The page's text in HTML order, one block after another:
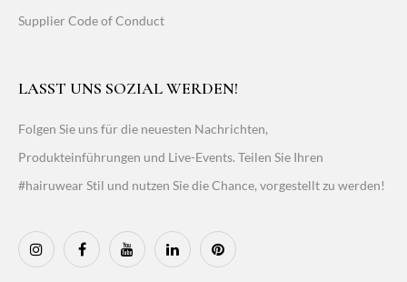
Supplier Code of Conduct
LASST UNS SOZIAL WERDEN!
Folgen Sie uns für die neuesten Nachrichten,
Produkteinführungen und Live-Events. Teilen Sie Ihren
#hairuwear Stil und nutzen Sie die Chance, vorgestellt zu werden!